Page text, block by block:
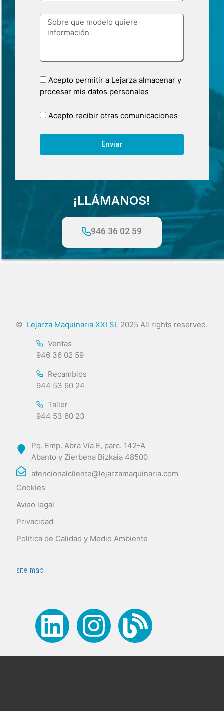
Acepto permitir a Lejarza almacenar y
procesar mis datos personales
Acepto recibir otras comunicaciones
Enviar
¡LLÁMANOS!
946 36 02 59
© Lejarza Maquinaria XXI SL 2025 All rights reserved.
Ventas
946 36 02 59
Recambios
944 53 60 24
Taller
944 53 60 23
Pq. Emp. Abra Vía E, parc. 142-A
Abanto y Zierbena Bizkaia 48500
atencionalcliente@lejarzamaquinaria.com
Cookies
Aviso legal
Privacidad
Politica de Calidad y Medio Ambiente
site map